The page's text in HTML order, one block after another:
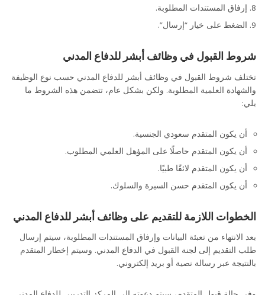
إرفاق المستندات المطلوبة.
الضغط على خيار “إرسال”.
شروط القبول في وظائف أبشر للدفاع المدني
تختلف شروط القبول في وظائف أبشر للدفاع المدني حسب نوع الوظيفة
والشهادة العلمية المطلوبة. ولكن بشكل عام، تتضمن هذه الشروط ما
يلي:
أن يكون المتقدم سعودي الجنسية.
أن يكون المتقدم حاصلًا على المؤهل العلمي المطلوب.
أن يكون المتقدم لائقًا طبيًا.
أن يكون المتقدم حسن السيرة والسلوك.
الخطوات اللازمة للتقديم على وظائف أبشر للدفاع المدني
بعد الانتهاء من تعبئة البيانات وإرفاق المستندات المطلوبة، سيتم إرسال
طلب التقديم إلى لجنة القبول في الدفاع المدني. وسيتم إخطار المتقدم
بالنتيجة عبر رسالة نصية أو بريد إلكتروني.